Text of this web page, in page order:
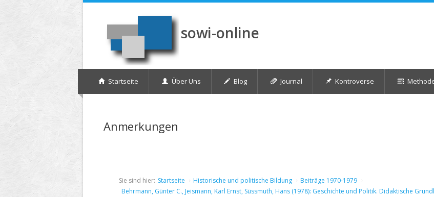
Direkt zum Inhalt
sowi-online
Startseite Über Uns Blog Journal Kontroverse
Anmerkungen
Sie sind hier: Startseite Historische und politische Bildung
Beiträge 1970-1979
Behrmann, Günter C., Jeismann, Karl Ernst, Süssmuth, Hans (1978): Geschichte und Politik. Didaktische